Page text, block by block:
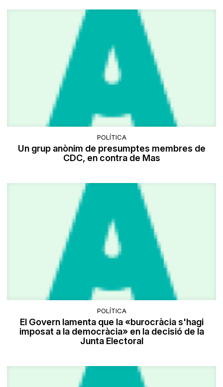
POLÍTICA
Un grup anònim de presumptes membres de
CDC, en contra de Mas
POLÍTICA
El Govern lamenta que la «burocràcia s'hagi
imposat a la democràcia» en la decisió de la
Junta Electoral